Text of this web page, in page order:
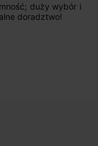
duży wybór i
doradztwo!